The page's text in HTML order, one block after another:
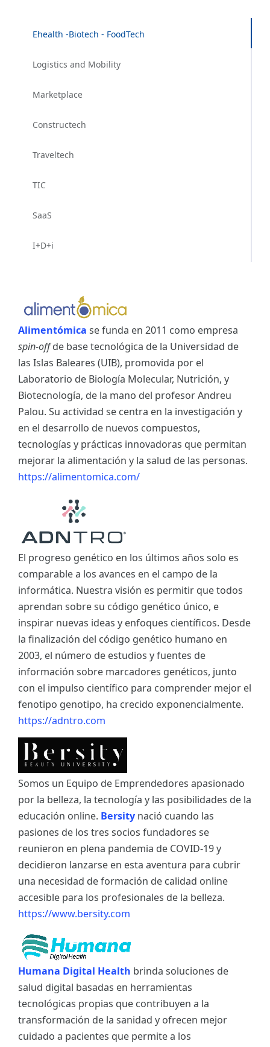
Ehealth -Biotech - FoodTech
Logistics and Mobility
Marketplace
Constructech
Traveltech
TIC
SaaS
I+D+i
Alimentómica se funda en 2011 como empresa
spin-offde base tecnológica de la Universidad de
las Islas Baleares (UIB), promovida por el
Laboratorio de Biología Molecular, Nutrición, y
Biotecnología, de la mano del profesor Andreu
Palou. Su actividad se centra en la investigación y
en el desarrollo de nuevos compuestos,
tecnologías y prácticas innovadoras que permitan
mejorar la alimentación y la salud de las personas.
https://alimentomica.com/
El progreso genético en los últimos años solo es
comparable a los avances en el campo de la
informática. Nuestra visión es permitir que todos
aprendan sobre su código genético único, e
inspirar nuevas ideas y enfoques científicos. Desde
la finalización del código genético humano en
2003, el número de estudios y fuentes de
información sobre marcadores genéticos, junto
con el impulso científico para comprender mejor el
fenotipo genotipo, ha crecido exponencialmente.
https://adntro.com
Somos un Equipo de Emprendedores apasionado
por la belleza, la tecnología y las posibilidades de la
educación online. Bersity nació cuando las
pasiones de los tres socios fundadores se
reunieron en plena pandemia de COVID-19 y
decidieron lanzarse en esta aventura para cubrir
una necesidad de formación de calidad online
accesible para los profesionales de la belleza.
https://www.bersity.com
Humana Digital Health brinda soluciones de
salud digital basadas en herramientas
tecnológicas propias que contribuyen a la
transformación de la sanidad y ofrecen mejor
cuidado a pacientes que permite a los